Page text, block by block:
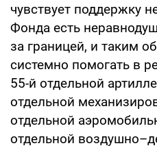
чувствует поддержку
Фонда есть
за границей, и таким
системно помогать в
55-й отдельной
отдельной
отдельной
отдельной